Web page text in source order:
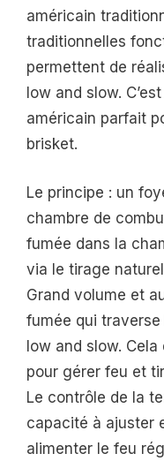
américain
traditionnelles
permettent de
low and slow.
américain parfait
brisket.
Le principe : un
chambre de
fumée dans la
via le tirage
Grand volume et
fumée qui traverse
low and slow.
pour gérer feu et
Le contrôle de la
capacité à ajuster
alimenter le feu